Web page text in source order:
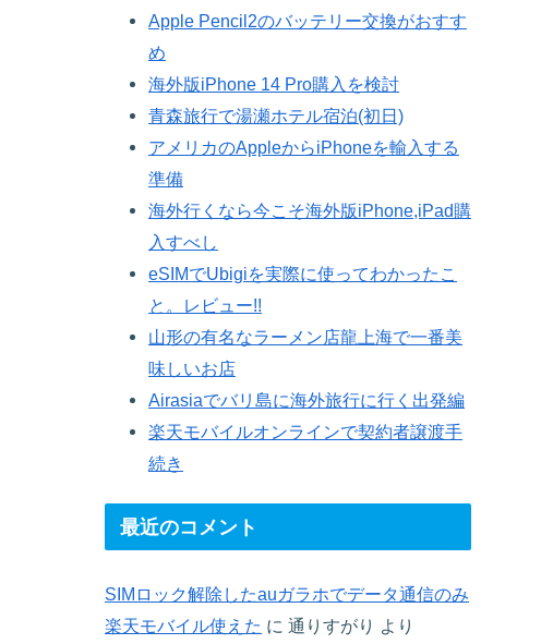
Apple Pencil2のバッテリー交換がおすす
め
海外版iPhone 14 Pro購入を検討
青森旅行で湯瀬ホテル宿泊(初日)
アメリカのAppleからiPhoneを輸入する
準備
海外行くなら今こそ海外版iPhone,iPad購
入すべし
eSIMでUbigiを実際に使ってわかったこ
と。レビュー!!
山形の有名なラーメン店龍上海で一番美
味しいお店
Airasiaでバリ島に海外旅行に行く出発編
楽天モバイルオンラインで契約者譲渡手
続き
最近のコメント
SIMロック解除したauガラホでデータ通信のみ
楽天モバイル使えた に 通りすがり より